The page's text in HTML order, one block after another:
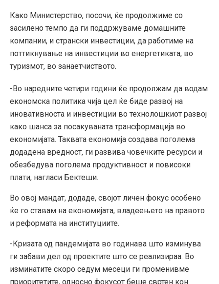
Како Министерство, посочи, ќе продолжиме со
засилено темпо да ги поддржуваме домашните
компании, и странски инвестиции, да работиме на
поттикнување на инвестиции во енергетиката, во
туризмот, во занаетчиството.
-Во наредните четири години ќе продолжам да водам
економска политика чија цел ќе биде развој на
иновативноста и инвестиции во технолошкиот развој
како шанса за посакуваната трансформација во
економијата. Таквата економија создава поголема
додадена вредност, ги развива човечките ресурси и
обезбедува поголема продуктивност и повисоки
плати, нагласи Бектеши.
Во овој мандат, додаде, својот личен фокус особено
ќе го ставам на економијата, владеењето на правото
и реформата на институциите.
-Кризата од пандемијата во годинава што изминува
ги забави дел од проектите што се реализираа. Во
изминатите скоро седум месеци ги променивме
приоритетите, односно фокусот беше свртен кон